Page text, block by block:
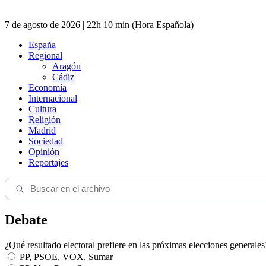
7 de agosto de 2026 | 22h 10 min (Hora Española)
España
Regional
Aragón
Cádiz
Economía
Internacional
Cultura
Religión
Madrid
Sociedad
Opinión
Reportajes
Debate
¿Qué resultado electoral prefiere en las próximas elecciones
PP, PSOE, VOX, Sumar